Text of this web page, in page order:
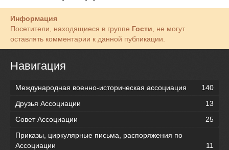
Информация
Посетители, находящиеся в группе Гости, не могут
оставлять комментарии к данной публикации.
Навигация
Международная военно-историческая ассоциация
140
Друзья Ассоциации
13
Совет Ассоциации
25
Приказы, циркулярные письма, распоряжения по
Ассоциации
11